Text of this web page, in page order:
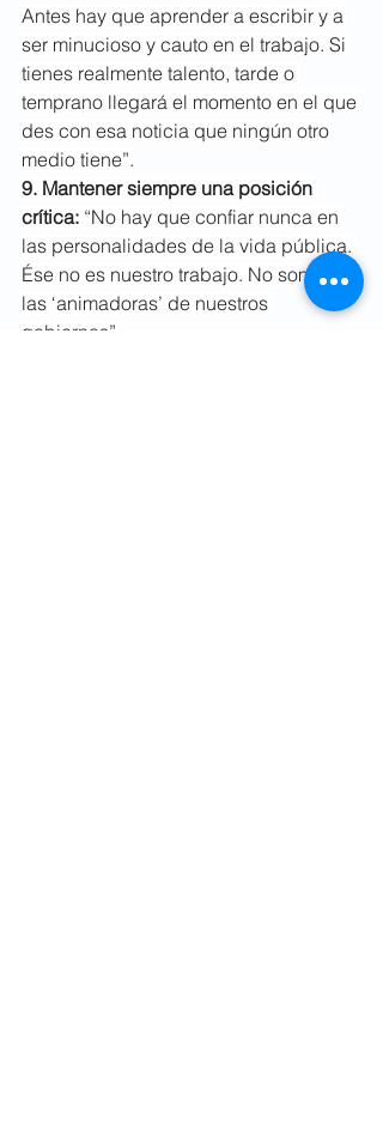
Antes hay que aprender a escribir y a
ser minucioso y cauto en el trabajo. Si
tienes realmente talento, tarde o
temprano llegará el momento en el que
des con esa noticia que ningún otro
medio tiene”.
9. Mantener siempre una posición
crítica: “No hay que confiar nunca en
las personalidades de la vida pública.
Ése no es nuestro trabajo. No somos
las ‘animadoras’ de nuestros
gobiernos”.